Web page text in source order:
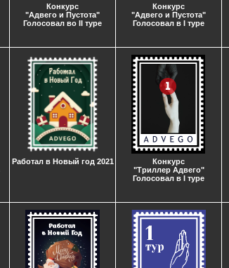
Конкурс
"Адвего и Пустота"
Голосовал во II туре
Конкурс
"Адвего и Пустота"
Голосовал в I туре
Работал в Новый год 2021
Конкурс
"Триллер Адвего"
Голосовал в I туре